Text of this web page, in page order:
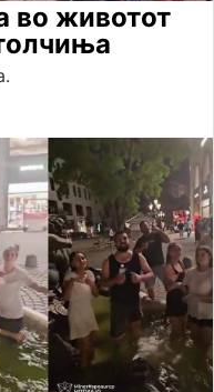
во животот